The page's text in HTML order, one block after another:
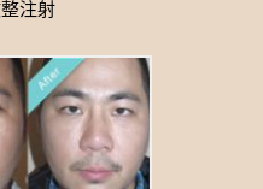
秒雷射 雷射光療
注射